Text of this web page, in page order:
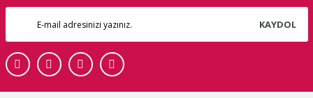
KAYDOL